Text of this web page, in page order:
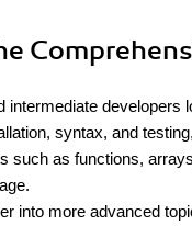
syntax, and
as functions,
into more advanced